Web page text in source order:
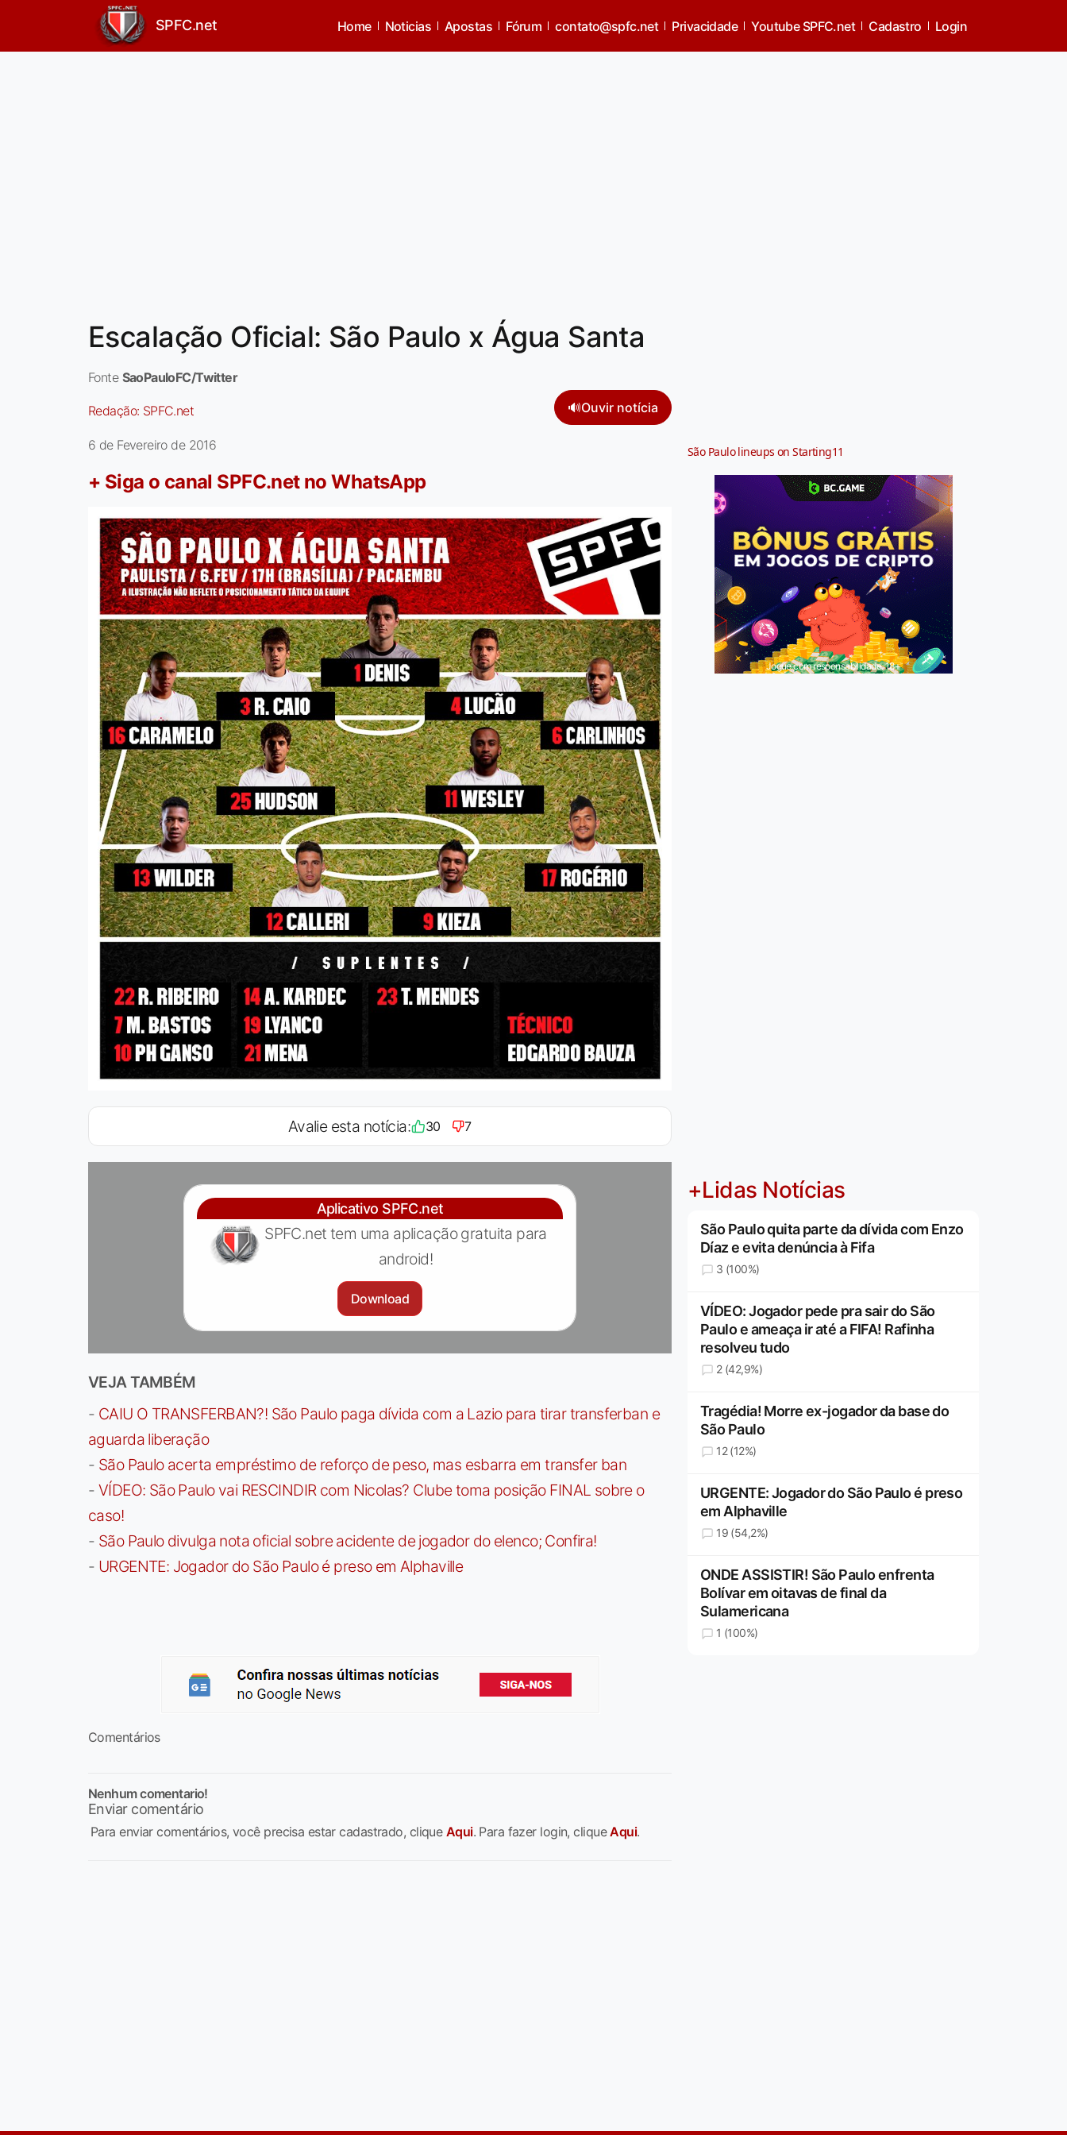
SPFC.net Home Noticias Apostas Fórum contato@spfc.net Privacidade Youtube SPFC.net Cadastro Login
Escalação Oficial: São Paulo x Água Santa
Fonte SaoPauloFC/Twitter
Redação: SPFC.net 🔊Ouvir notícia
6 de Fevereiro de 2016
+ Siga o canal SPFC.net no WhatsApp
Avalie esta notícia: 30 7
Aplicativo SPFC.net
SPFC.net tem uma aplicação gratuita para
android!
Download
VEJA TAMBÉM
- CAIU O TRANSFERBAN?! São Paulo paga dívida com a Lazio para tirar transferban e
aguarda liberação
- São Paulo acerta empréstimo de reforço de peso, mas esbarra em transfer ban
- VÍDEO: São Paulo vai RESCINDIR com Nicolas? Clube toma posição FINAL sobre o
caso!
- São Paulo divulga nota oficial sobre acidente de jogador do elenco; Confira!
- URGENTE: Jogador do São Paulo é preso em Alphaville
Comentários
Nenhum comentario!
Enviar comentário
Para enviar comentários, você precisa estar cadastrado, clique Aqui. Para fazer login, cliqueAqui.
São Paulo lineups on Starting11
Jogue com responsabilidade. 18+
+Lidas Notícias
São Paulo quita parte da dívida com Enzo
Díaz e evita denúncia à Fifa
3 (100%)
VÍDEO: Jogador pede pra sair do São
Paulo e ameaça ir até a FIFA! Rafinha
resolveu tudo
2 (42,9%)
Tragédia! Morre ex-jogador da base do
São Paulo
12 (12%)
URGENTE: Jogador do São Paulo é preso
em Alphaville
19 (54,2%)
ONDE ASSISTIR! São Paulo enfrenta
Bolívar em oitavas de final da
Sulamericana
1 (100%)